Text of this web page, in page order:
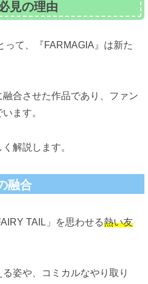
見の理由
って、『FARMAGIA』は新た
合させた作品であり、ファン
ます。
解説します。
融合
TAIL」を思わせる熱い友
姿や、コミカルなやり取り